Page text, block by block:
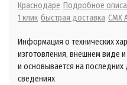
Краснодаре Подробное
1 клик быстрая доставка CMX
Информация о технических
изготовления, внешнем виде
и основывается на последних
сведениях